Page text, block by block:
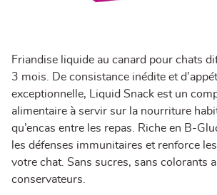
Friandise liquide au canard pour chats
3 mois. De consistance inédite et
exceptionnelle, Liquid Snack est un
alimentaire à servir sur la nourriture
qu’encas entre les repas. Riche en B-
les défenses immunitaires et renforce
votre chat. Sans sucres, sans colorants
conservateurs.